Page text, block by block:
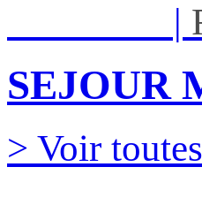
|
SEJOUR
> Voir